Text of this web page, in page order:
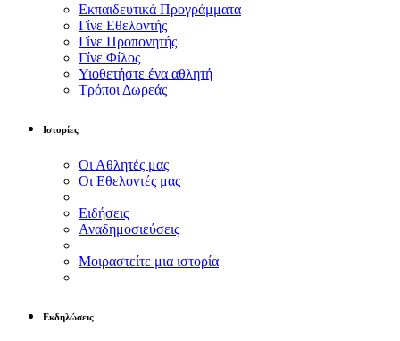
Εκπαιδευτικά Προγράμματα
Γίνε Εθελοντής
Γίνε Προπονητής
Γίνε Φίλος
Υιοθετήστε ένα αθλητή
Τρόποι Δωρεάς
Ιστορίες
Οι Αθλητές μας
Οι Εθελοντές μας
Ειδήσεις
Αναδημοσιεύσεις
Μοιραστείτε μια ιστορία
Εκδηλώσεις